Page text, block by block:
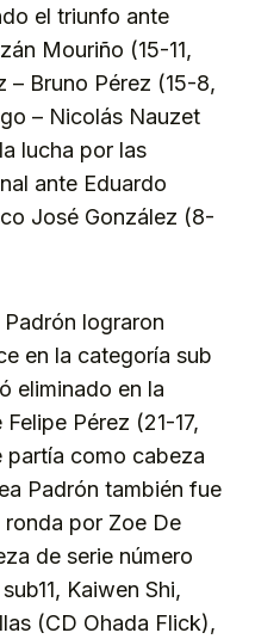
el triunfo ante
Mouriño (15-11,
– Bruno Pérez (15-8,
– Nicolás Nauzet
lucha por las
ante Eduardo
José González (8-
lograron
en la categoría sub
eliminado en la
Pérez (21-17,
partía como cabeza
Padrón también fue
por Zoe De
de serie número
Kaiwen Shi,
(CD Ohada Flick),